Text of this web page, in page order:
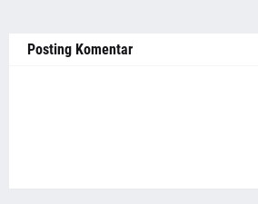
Posting Komentar